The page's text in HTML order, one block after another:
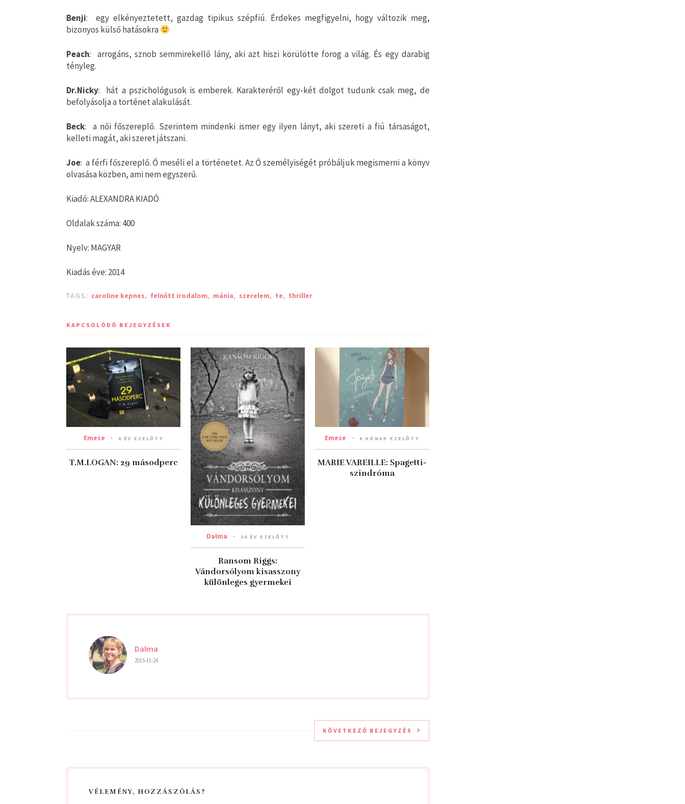
Benji: egy elkényeztetett, gazdag tipikus szépfiú. Érdekes megfigyelni, hogy változik meg,
bizonyos külső hatásokra
Peach: arrogáns, sznob semmirekellő lány, aki azt hiszi körülötte forog a világ. És egy darabig
tényleg.
Dr.Nicky: hát a pszichológusok is emberek. Karakteréről egy-két dolgot tudunk csak meg, de
befolyásolja a történet alakulását.
Beck: a női főszereplő. Szerintem mindenki ismer egy ilyen lányt, aki szereti a fiú társaságot,
kelleti magát, aki szeret játszani.
Joe: a férfi főszereplő. Ő meséli el a történetet. Az Ő személyiségét próbáljuk megismerni a könyv
olvasása közben, ami nem egyszerű.
Kiadó: ALEXANDRA KIADÓ
Oldalak száma: 400
Nyelv: MAGYAR
Kiadás éve: 2014
TAGS: caroline kepnes, felnőtt irodalom, mánia, szerelem, te, thriller
KAPCSOLÓDÓ BEJEGYZÉSEK
Emese 6 ÉV EZELŐTT
T.M.LOGAN: 29 másodperc
Dalma 10 ÉV EZELŐTT
Ransom Riggs:
Vándorsólyom kisasszony
különleges gyermekei
Emese 6 HÓNAP EZELŐTT
MARIE VAREILLE: Spagetti-
szindróma
Dalma
2015-11-24
KÖVETKEZŐ BEJEGYZÉS
VÉLEMÉNY, HOZZÁSZÓLÁS?